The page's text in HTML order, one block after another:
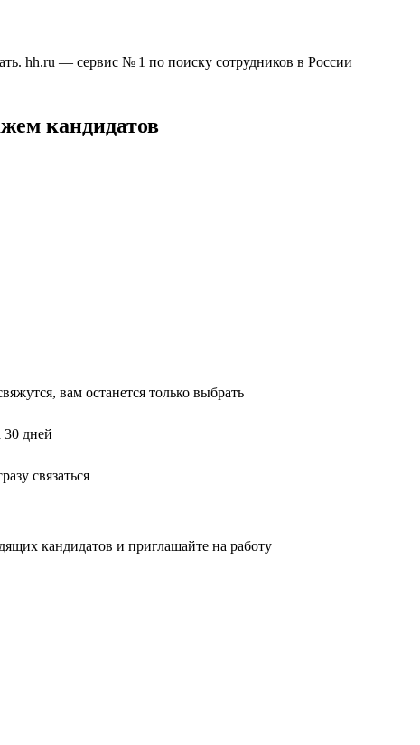
hh.ru — сервис № 1 по поиску сотрудников в России
кандидатов
вам останется только выбрать
30 дней
связаться
кандидатов и приглашайте на работу